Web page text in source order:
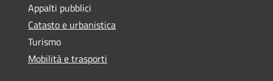
Appalti pubblici
Catasto e urbanistica
Turismo
Mobilità e trasporti